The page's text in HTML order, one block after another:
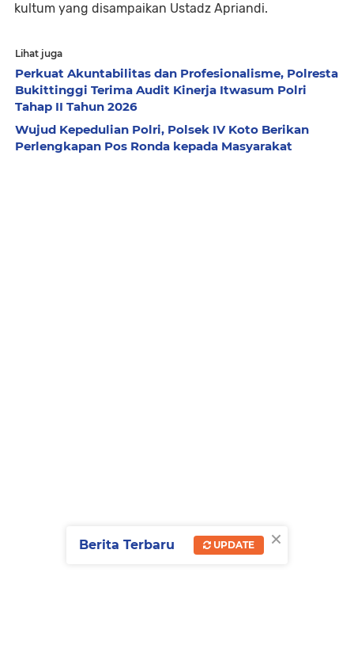
kultum yang disampaikan Ustadz Apriandi.
Lihat juga
Perkuat Akuntabilitas dan Profesionalisme, Polresta
Bukittinggi Terima Audit Kinerja Itwasum Polri
Tahap II Tahun 2026
Wujud Kepedulian Polri, Polsek IV Koto Berikan
Perlengkapan Pos Ronda kepada Masyarakat
×
Berita Terbaru UPDATE